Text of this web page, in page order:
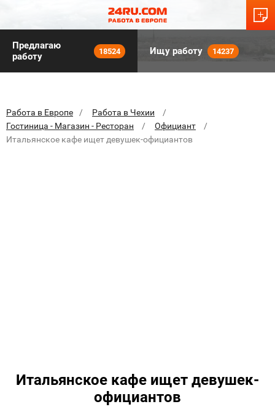
Предлагаю
работу
18524 Ищу работу 14237
Работа в Европе
Работа в Чехии
Гостиница - Магазин - Ресторан
Официант
Итальянское кафе ищет девушек-официантов
Итальянское кафе ищет девушек-
официантов